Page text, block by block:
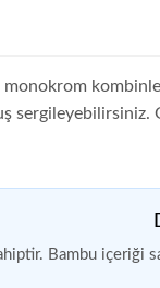
Bambu içeriği